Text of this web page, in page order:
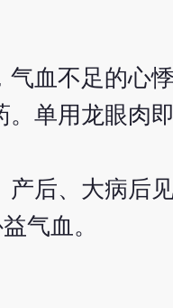
气血不足的心
。单用龙眼肉
产后、大病后
气血。